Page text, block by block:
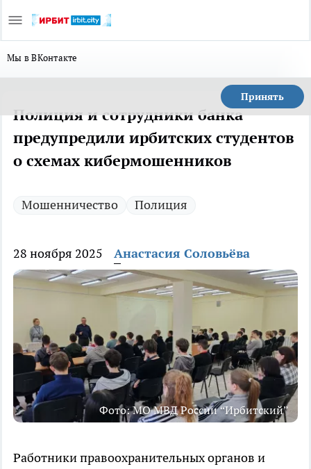
Мы в ВКонтакте
Принять
Полиция и сотрудники банка
предупредили ирбитских студентов
о схемах кибермошенников
Мошенничество Полиция
28 ноября 2025 Анастасия Соловьёва
Фото: МО МВД России “Ирбитский”
Работники правоохранительных органов и